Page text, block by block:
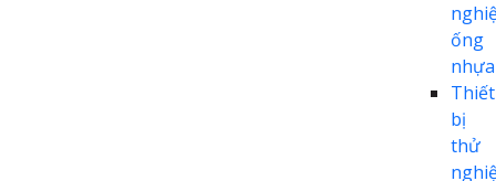
ống
nhựa
Thiết
bị
thử